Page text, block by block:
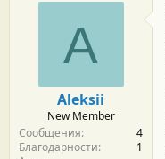
A
Aleksii
New Member
Сообщения
4
Благодарности
1